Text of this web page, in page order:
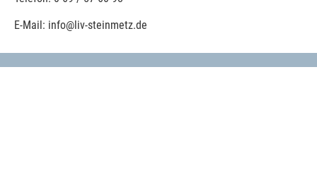
E-Mail: info@liv-steinmetz.de